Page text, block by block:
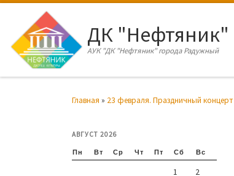
Перейти к содержимому
ДК "Нефтяник"
АУК "ДК "Нефтяник" города Радужный
Главная » 23 февраля. Праздничный концерт
АВГУСТ 2026
Пн Вт Ср Чт Пт Сб Вс
1 2